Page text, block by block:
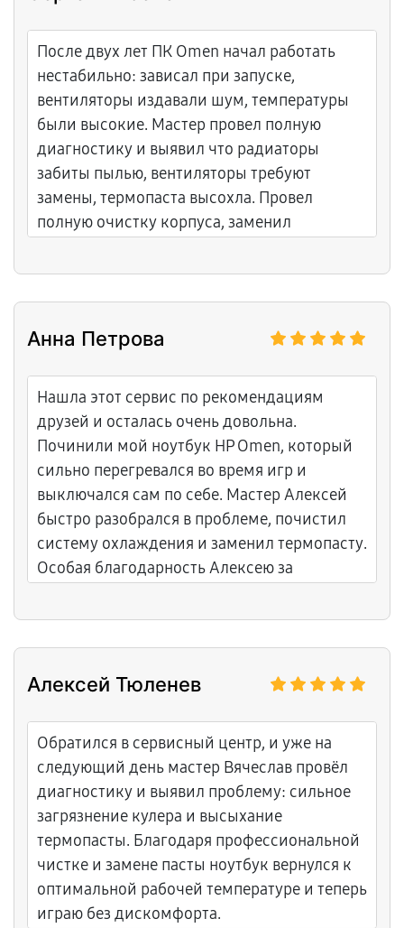
После двух лет ПК Omen начал работать
нестабильно: зависал при запуске,
вентиляторы издавали шум, температуры
были высокие. Мастер провел полную
диагностику и выявил что радиаторы
забиты пылью, вентиляторы требуют
замены, термопаста высохла. Провел
полную очистку корпуса, заменил
термопасту на всех компонентах. После
Анна Петрова
Нашла этот сервис по рекомендациям
друзей и осталась очень довольна.
Починили мой ноутбук HP Omen, который
сильно перегревался во время игр и
выключался сам по себе. Мастер Алексей
быстро разобрался в проблеме, почистил
систему охлаждения и заменил термопасту.
Особая благодарность Алексею за
объяснения. Всё сделали за пару дней, дали
Алексей Тюленев
Обратился в сервисный центр, и уже на
следующий день мастер Вячеслав провёл
диагностику и выявил проблему: сильное
загрязнение кулера и высыхание
термопасты. Благодаря профессиональной
чистке и замене пасты ноутбук вернулся к
оптимальной рабочей температуре и теперь
играю без дискомфорта.